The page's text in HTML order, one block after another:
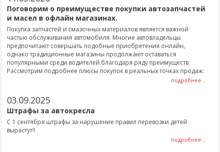
Поговорим о преимуществе покупки автозапчастей
и масел в офлайн магазинах.
Покупка запчастей и смазочных материалов является важной
частью обслуживания автомобиля. Многие автовладельцы
предпочитают совершать подобные приобретения онлайн,
однако традиционные магазины продолжают оставаться
популярными среди водителей благодаря ряду преимуществ.
Рассмотрим подробнее плюсы покупок в реальных точках продаж:
подробнее...
03.09.2025
Штрафы за автокресла
С 1 сентября штрафы за нарушение правил перевозки детей
вырастут!!
подробнее...